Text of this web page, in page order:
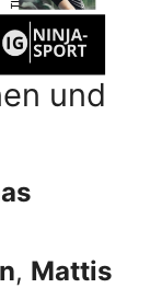
und
, Mattis